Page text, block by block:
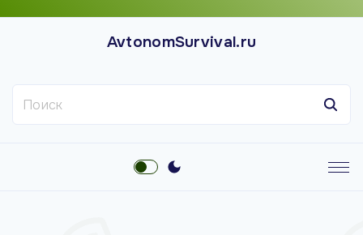
AvtonomSurvival.ru